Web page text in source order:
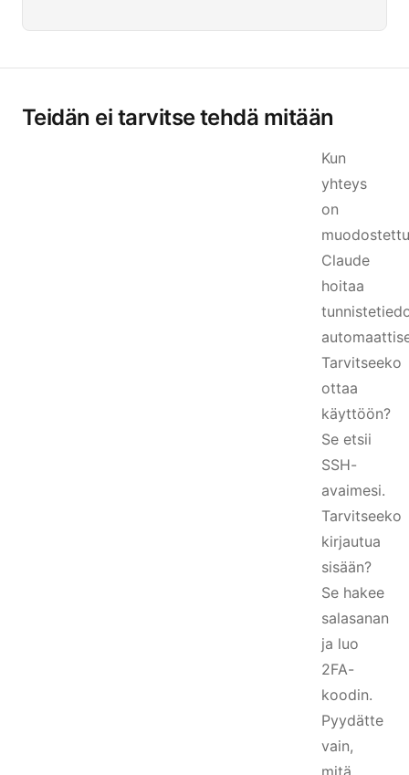
Teidän ei tarvitse tehdä mitään
Kun
yhteys
on
Claude
hoitaa
Tarvitseeko
ottaa
käyttöön?
Se etsii
SSH-
avaimesi.
Tarvitseeko
kirjautua
sisään?
Se hakee
salasanan
ja luo
2FA-
koodin.
Pyydätte
vain,
mitä